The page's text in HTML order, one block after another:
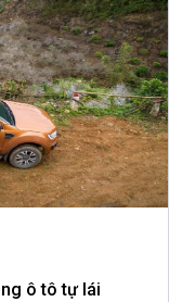
ô tô tự lái